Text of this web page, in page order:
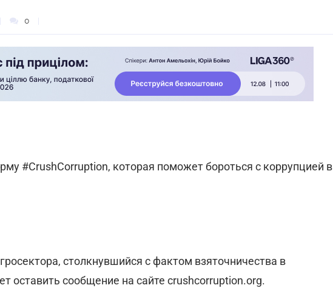
0
#CrushCorruption, которая поможет бороться с коррупцией в
столкнувшийся с фактом взяточничества в
оставить сообщение на сайте crushcorruption.org.